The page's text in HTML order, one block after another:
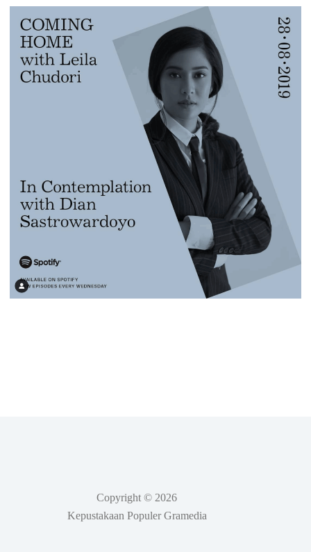
Copyright © 2026
Kepustakaan Populer Gramedia